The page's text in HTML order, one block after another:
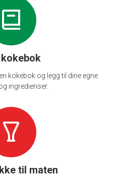
kokebok og legg til dine egne
ingredienser.
til maten